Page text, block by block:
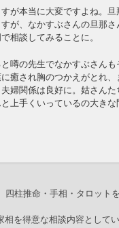
が本当に大変ですよね。旦
が、なかすぶさんの旦那
相談してみることに。
噂の先生でなかすぶさんも
癒され胸のつかえがとれ
婦関係は良好に。姑さんた
上手くいっているの大きな
四柱推命・手相・タロット
を得意な相談内容としてい